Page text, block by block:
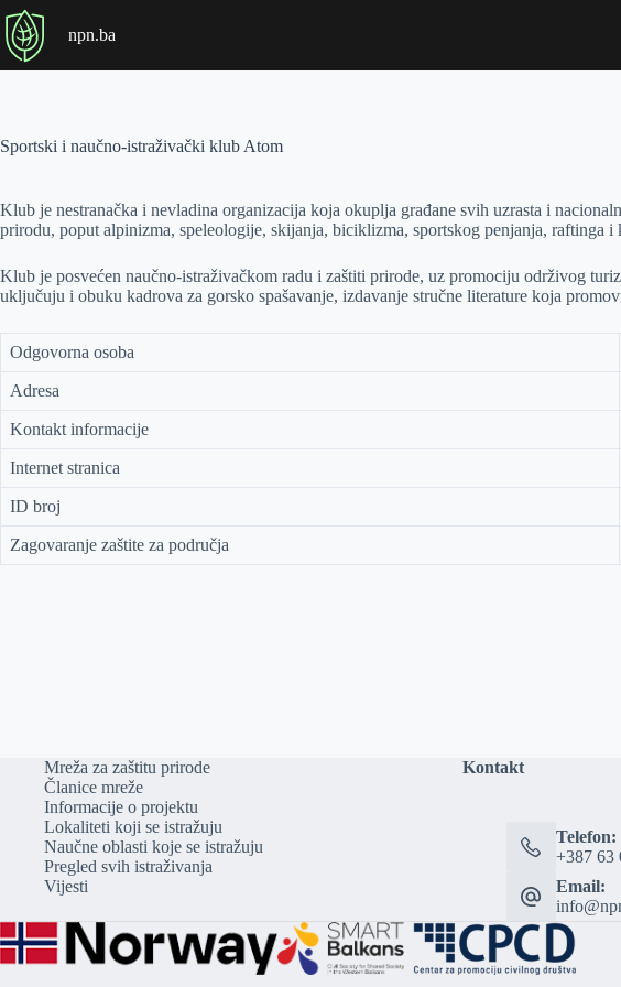
P
r
e
č
s
a
r
ž
npn.ba
Sportski i naučno-istraživački klub Atom
Klub je nestranačka i nevladina organizacija koja okuplja građane svih uzrasta i
prirodu, poput alpinizma, speleologije, skijanja, biciklizma, sportskog penjanja,
Klub je posvećen naučno-istraživačkom radu i zaštiti prirode, uz promociju održivog
uključuju i obuku kadrova za gorsko spašavanje, izdavanje stručne literature koja
Odgovorna osoba
Adresa
Kontakt informacije
Internet stranica
ID broj
Zagovaranje zaštite za područja
Mreža za zaštitu prirode
Članice mreže
Informacije o projektu
Lokaliteti koji se istražuju
Naučne oblasti koje se istražuju
Pregled svih istraživanja
Vijesti
Kontakt
Telefon:
+387 63
Email: